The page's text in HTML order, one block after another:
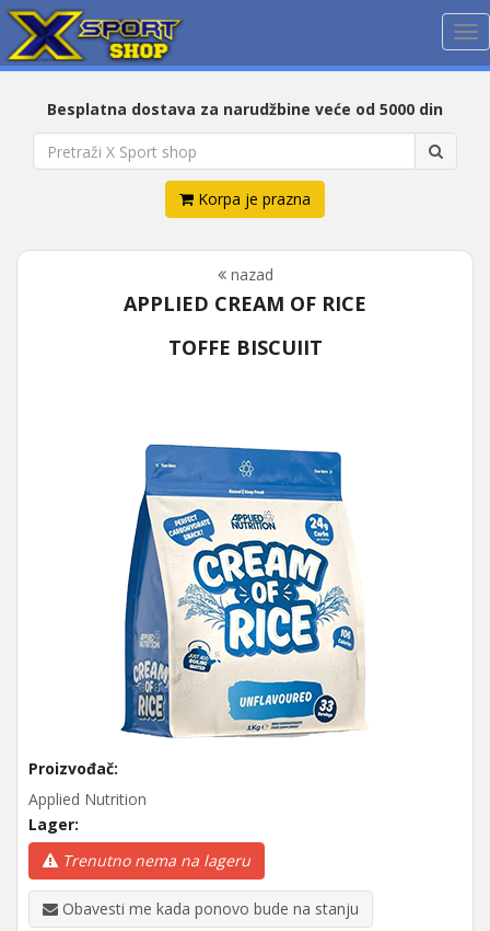
Besplatna dostava za narudžbine veće od 5000 din
Korpa je prazna
nazad
APPLIED CREAM OF RICE
TOFFE BISCUIIT
Proizvođač:
Applied Nutrition
Lager:
Trenutno nema na lageru
Obavesti me kada ponovo bude na stanju